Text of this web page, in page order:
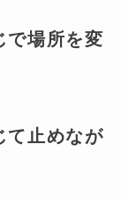
で場所を変
て止めなが